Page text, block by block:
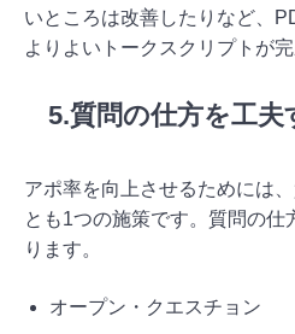
いところは改善したりなど、
よりよいトークスクリプトが完
5.質問の仕方を工夫
アポ率を向上させるためには
とも1つの施策です。質問の仕
ります。
オープン・クエスチョン